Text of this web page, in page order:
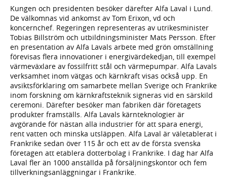
Kungen och presidenten besöker därefter Alfa Laval i Lund.
De välkomnas vid ankomst av Tom Erixon, vd och
koncernchef. Regeringen representeras av utrikesminister
Tobias Billström och utbildningsminister Mats Persson. Efter
en presentation av Alfa Lavals arbete med grön omställning
förevisas flera innovationer i energivärdekedjan, till exempel
värmeväxlare av fossilfritt stål och värmepumpar. Alfa Lavals
verksamhet inom vätgas och kärnkraft visas också upp. En
avsiktsförklaring om samarbete mellan Sverige och Frankrike
inom forskning om kärnkraftsteknik signeras vid en särskild
ceremoni. Därefter besöker man fabriken där företagets
produkter framställs. Alfa Lavals kärnteknologier är
avgörande för nästan alla industrier för att spara energi,
rent vatten och minska utsläppen. Alfa Laval är väletablerat i
Frankrike sedan över 115 år och ett av de första svenska
företagen att etablera dotterbolag i Frankrike. I dag har Alfa
Laval fler än 1000 anställda på försäljningskontor och fem
tillverkningsanläggningar i Frankrike.